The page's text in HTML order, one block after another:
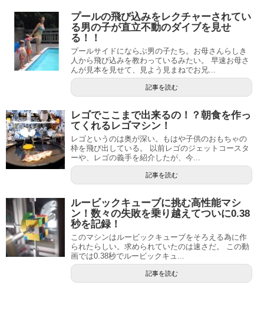
プールの飛び込みをレクチャーされてい
る男の子が直立不動のダイブを見せ
る！！
プールサイドにならぶ男の子たち。お母さんらしき
人から飛び込みを教わっているみたい。 早速お母さ
んが見本を見せて、見よう見まねでお兄...
記事を読む
レゴでここまで出来るの！？朝食を作っ
てくれるレゴマシン！
レゴというのは奥が深い。もはや子供のおもちゃの
枠を飛び出している。 以前レゴのジェットコースタ
ーや、レゴの義手を紹介したが、今...
記事を読む
ルービックキューブに挑む高性能マシ
ン！数々の失敗を乗り越えてついに0.38
秒を記録！
このマシンはルービックキューブをそろえる為に作
られたらしい。求められていたのは速さだ。 この動
画では0.38秒でルービックキュ...
記事を読む